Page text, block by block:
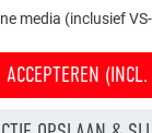
media (inclusief